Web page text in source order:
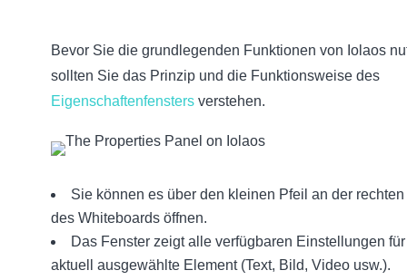
Bevor Sie die grundlegenden Funktionen von Iolaos
sollten Sie das Prinzip und die Funktionsweise des
Eigenschaftenfensters verstehen.
Sie können es über den kleinen Pfeil an der
des Whiteboards öffnen.
Das Fenster zeigt alle verfügbaren Einstellungen
aktuell ausgewählte Element (Text, Bild, Video usw.).